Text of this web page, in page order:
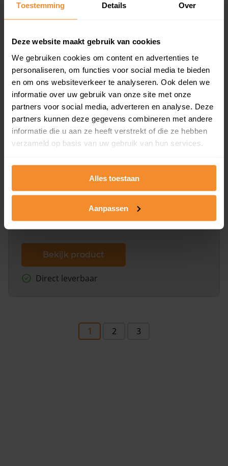
Toestemming Details Over
Deze website maakt gebruik van cookies
We gebruiken cookies om content en advertenties te
personaliseren, om functies voor social media te bieden
en om ons websiteverkeer te analyseren. Ook delen we
informatie over uw gebruik van onze site met onze
partners voor social media, adverteren en analyse. Deze
partners kunnen deze gegevens combineren met andere
informatie die u aan ze heeft verstrekt of die ze hebben
verzameld op basis van uw gebruik van hun services.
Alles toestaan
Aanpassen
en koopdatum) binnen een postcodegebied. Dit
inclusief een jaar lang gratis updates van nieuwe
Bekijk product
Direct leverbaar
Kadastrale kaart pakket
Alleen globale ligging perceel
omliggende percelen met de kadastrale erfgrenzen,
dit inclusief de luchtfoto!
Bekijk product
Direct leverbaar
1 2 3